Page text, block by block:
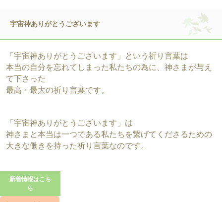
宇宙神ありがとうございます
「宇宙神ありがとうございます」という祈り言葉は
本当の自分を忘れてしまった私たちの為に、神さまが与え
て下さった
最高・最大の祈り言葉です。
「宇宙神ありがとうございます」は
神さまと本当は一つである私たちを繋げてくださるための
大きな働きを持った祈り言葉なのです。
新着情報はこち
ら